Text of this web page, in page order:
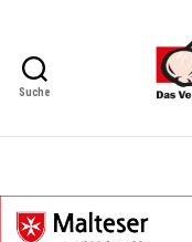
Suche